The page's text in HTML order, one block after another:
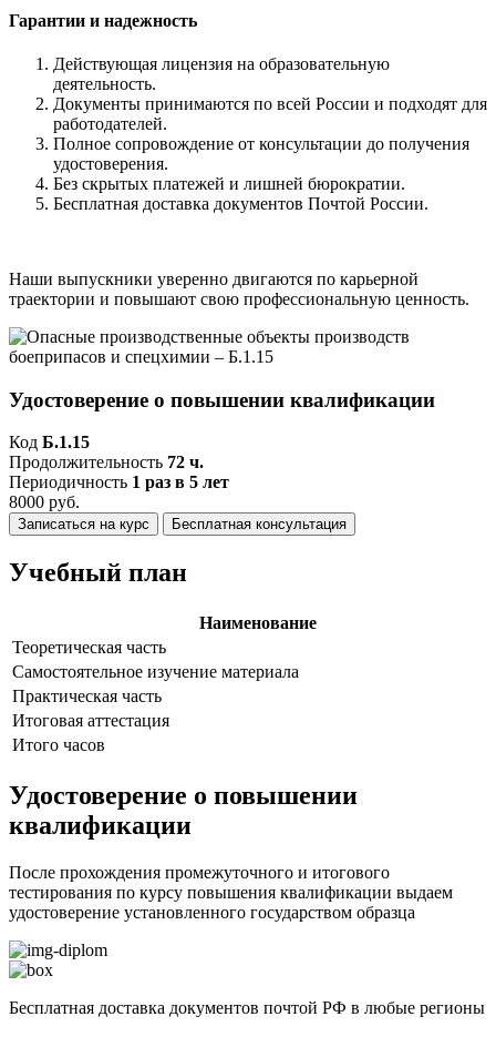
Гарантии и надежность
Действующая лицензия на образовательную
деятельность.
Документы принимаются по всей России и подходят для
работодателей.
Полное сопровождение от консультации до получения
удостоверения.
Без скрытых платежей и лишней бюрократии.
Бесплатная доставка документов Почтой России.
Наши выпускники уверенно двигаются по карьерной
траектории и повышают свою профессиональную ценность.
Удостоверение о повышении квалификации
Код Б.1.15
Продолжительность 72 ч.
Периодичность 1 раз в 5 лет
8000 руб.
Записаться на курс Бесплатная консультация
Учебный план
Наименование
Теоретическая часть
Самостоятельное изучение материала
Практическая часть
Итоговая аттестация
Итого часов
Удостоверение о повышении
квалификации
После прохождения промежуточного и итогового
тестирования по курсу повышения квалификации выдаем
удостоверение установленного государством образца
Бесплатная доставка документов почтой РФ в любые регионы